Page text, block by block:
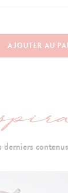
en
rouge orné de la
AJOUTER AU
derniers